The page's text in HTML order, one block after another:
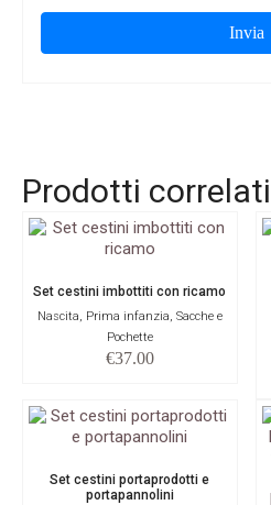
Prodotti correlati
Set cestini imbottiti con ricamo
Nascita, Prima infanzia, Sacche e
Pochette
€37.00
Set cestini portaprodotti e
portapannolini